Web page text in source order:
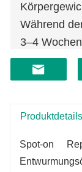
Während
3–4
verhindern,
Kopf des
Produktdetails
Spot-on